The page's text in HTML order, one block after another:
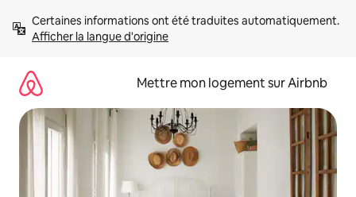
directement
Afficher la langue d'origine
Mettre mon logement sur Airbnb